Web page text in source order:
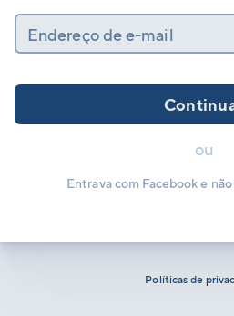
Endereço de e-mail
ou
Entrava com Facebook e
Políticas de